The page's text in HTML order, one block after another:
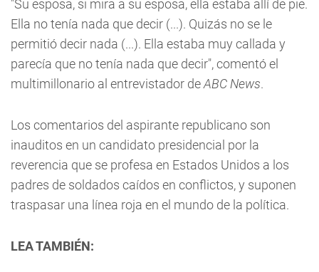
"Su esposa, si mira a su esposa, ella estaba allí de pie.
Ella no tenía nada que decir (...). Quizás no se le
permitió decir nada (...). Ella estaba muy callada y
parecía que no tenía nada que decir", comentó el
multimillonario al entrevistador deABC News.
Los comentarios del aspirante republicano son
inauditos en un candidato presidencial por la
reverencia que se profesa en Estados Unidos a los
padres de soldados caídos en conflictos, y suponen
traspasar una línea roja en el mundo de la política.
LEA TAMBIÉN: